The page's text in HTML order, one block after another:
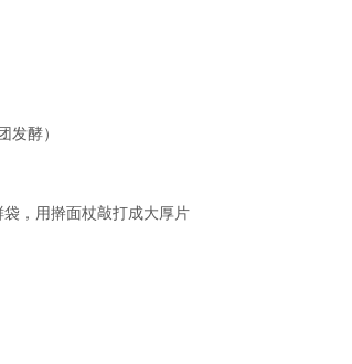
发酵）
，用擀面杖敲打成大厚片